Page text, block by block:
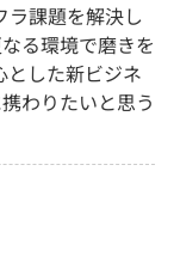
ラ課題を解決し
る環境で磨きを
した新ビジネ
わりたいと思う